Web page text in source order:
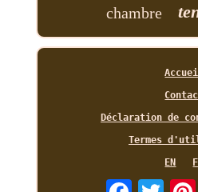
chambre
Déclaration de
Termes
EN